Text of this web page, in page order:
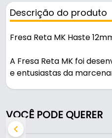
Descrição do produto
Fresa Reta MK Haste
A Fresa Reta MK foi
e entusiastas da
marca MK oferece
quem exige
VOCÊ PODE QUERER